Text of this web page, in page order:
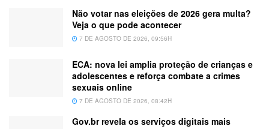
Não votar nas eleições de 2026 gera multa?
Veja o que pode acontecer
7 DE AGOSTO DE 2026, 09:56H
ECA: nova lei amplia proteção de crianças e
adolescentes e reforça combate a crimes
sexuais online
7 DE AGOSTO DE 2026, 08:42H
Gov.br revela os serviços digitais mais